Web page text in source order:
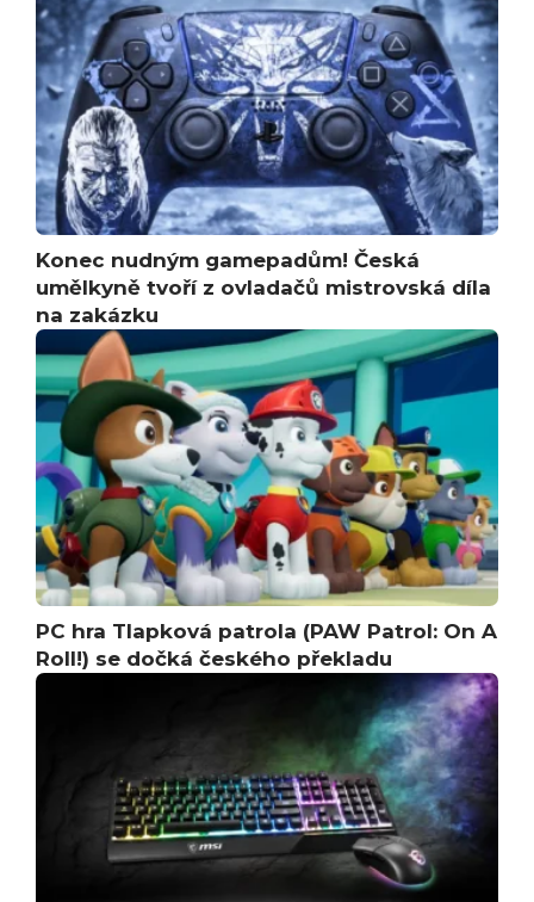
Konec nudným gamepadům! Česká
umělkyně tvoří z ovladačů mistrovská díla
na zakázku
PC hra Tlapková patrola (PAW Patrol: On A
Roll!) se dočká českého překladu